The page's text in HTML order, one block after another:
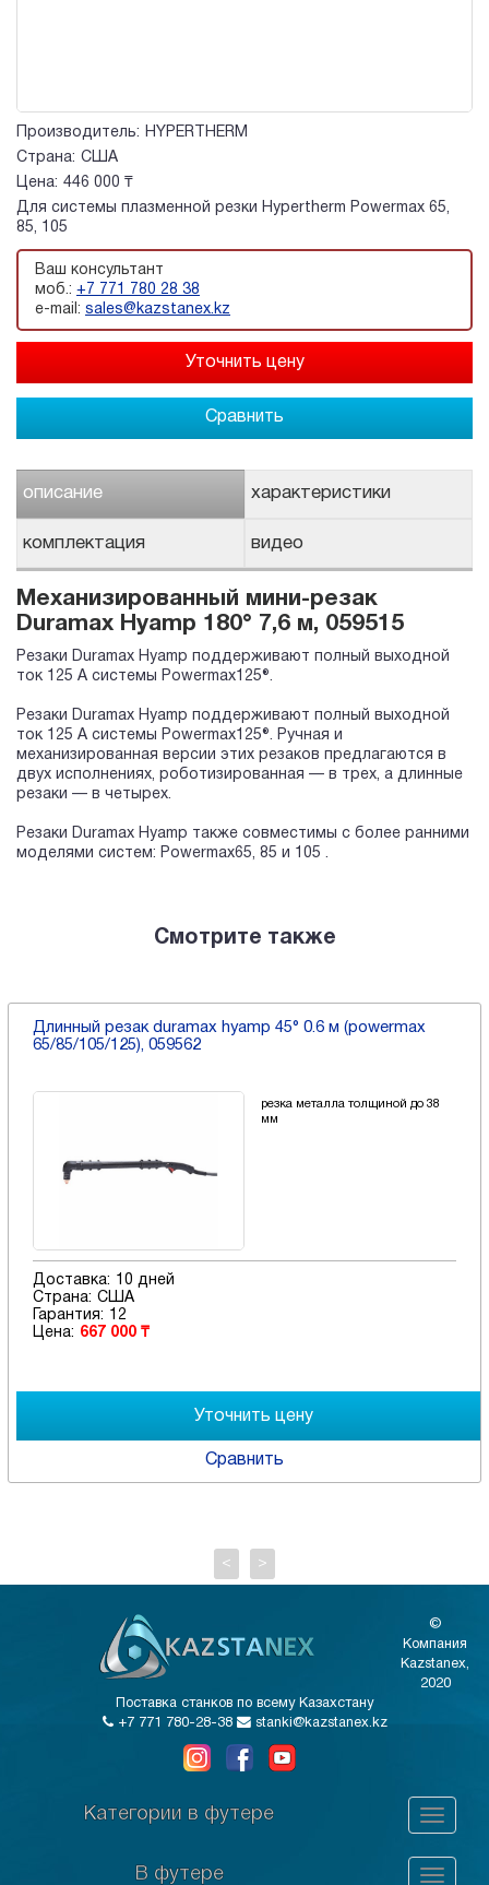
Производитель:
HYPERTHERM
Страна: США
Цена: 446 000 ₸
Для системы плазменной резки Hypertherm Powermax 65,
85, 105
Ваш консультант
моб.: +7 771 780 28 38
e-mail: sales@kazstanex.kz
Сравнить
описание характеристики
комплектация видео
Механизированный мини-резак
Duramax Hyamp 180° 7,6 м, 059515
Резаки Duramax Hyamp поддерживают полный выходной
ток 125 А системы Powermax125®.
Резаки Duramax Hyamp поддерживают полный выходной
ток 125 А системы Powermax125®. Ручная и
механизированная версии этих резаков предлагаются в
двух исполнениях, роботизированная — в трех, а длинные
резаки — в четырех.
Резаки Duramax Hyamp также совместимы с более ранними
моделями систем: Powermax65, 85 и 105 .
Смотрите также
Длинный резак duramax hyamp 45° 0.6 м (powermax
65/85/105/125), 059562
резка металла толщиной до 38
мм
Доставка:
10 дней
Страна: США
Гарантия:
12
Цена: 667 000 ₸
Сравнить
< >
©
Компания
Kazstanex,
2020
Поставка станков по всему Казахстану
+7 771 780-28-38
stanki@kazstanex.kz
Категории в футере
В футере